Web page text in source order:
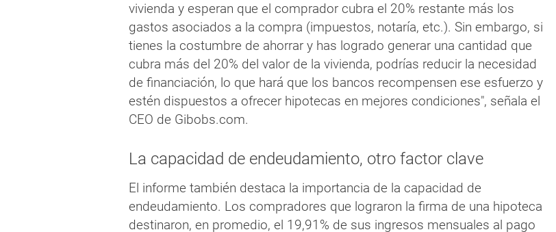
vivienda y esperan que el comprador cubra el 20% restante más los
gastos asociados a la compra (impuestos, notaría, etc.). Sin embargo, si
tienes la costumbre de ahorrar y has logrado generar una cantidad que
cubra más del 20% del valor de la vivienda, podrías reducir la necesidad
de financiación, lo que hará que los bancos recompensen ese esfuerzo y
estén dispuestos a ofrecer hipotecas en mejores condiciones", señala el
CEO de Gibobs.com.
La capacidad de endeudamiento, otro factor clave
El informe también destaca la importancia de la capacidad de
endeudamiento. Los compradores que lograron la firma de una hipoteca
destinaron, en promedio, el 19,91% de sus ingresos mensuales al pago